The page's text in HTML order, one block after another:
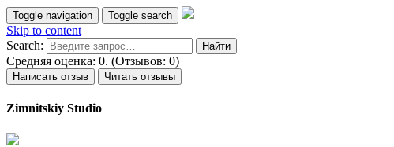
Toggle navigation Toggle search
Skip to content
Search:
Средняя оценка: 0. (Отзывов: 0)
Написать отзыв Читать отзывы
Zimnitskiy Studio